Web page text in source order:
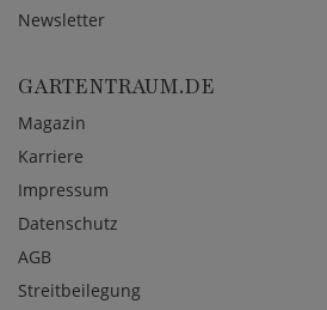
Newsletter
GARTENTRAUM.DE
Magazin
Karriere
Impressum
Datenschutz
AGB
Streitbeilegung